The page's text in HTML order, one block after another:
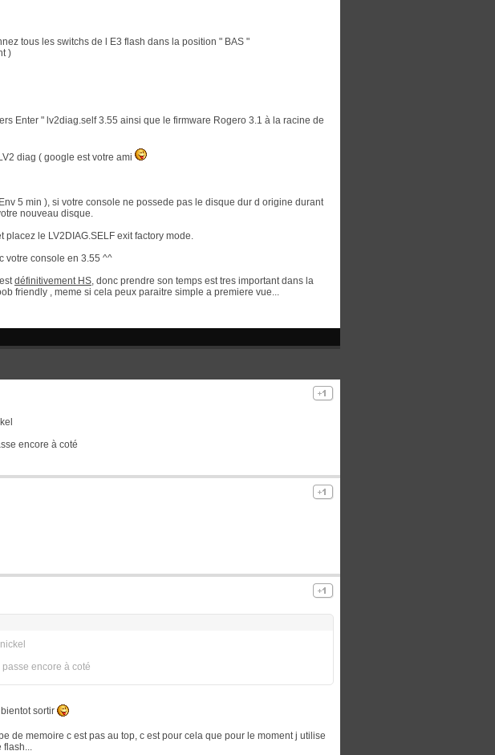
tous les switchs de l E3 flash dans la position " BAS "
)
Enter " lv2diag.self 3.55 ainsi que le firmware Rogero 3.1 à la racine de
diag ( google est votre ami
5 min ), si votre console ne possede pas le disque dur d origine durant
nouveau disque.
le LV2DIAG.SELF exit factory mode.
votre console en 3.55 ^^
définitivement HS, donc prendre son temps est tres important dans la
friendly , meme si cela peux paraitre simple a premiere vue...
encore à coté
encore à coté
sortir
de memoire c est pas au top, c est pour cela que pour le moment j utilise
flash...